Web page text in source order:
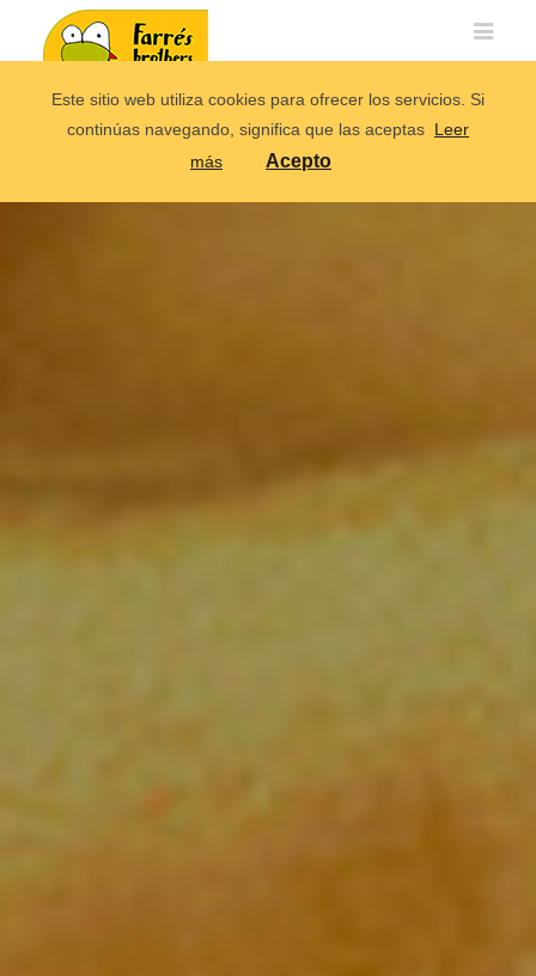
Este sitio web utiliza cookies para ofrecer los servicios. Si
continúas navegando, significa que las aceptas Leer
más
Acepto